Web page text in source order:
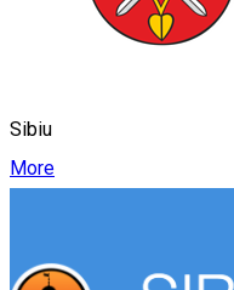
Sibiu
More